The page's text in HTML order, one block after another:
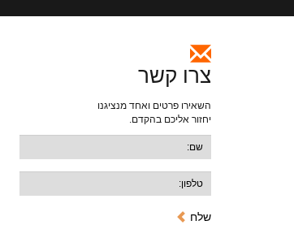
צרו קשר
השאירו פרטים ואחד מנציגנו
יחזור אליכם בהקדם.
שלח